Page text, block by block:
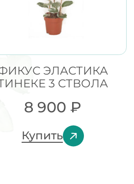
ЭЛАСТИКА
3 СТВОЛА
8 900 ₽
Купить